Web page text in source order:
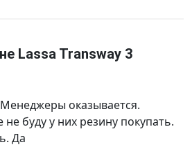
Lassa Transway 3
оказывается.
буду у них резину покупать.
Да